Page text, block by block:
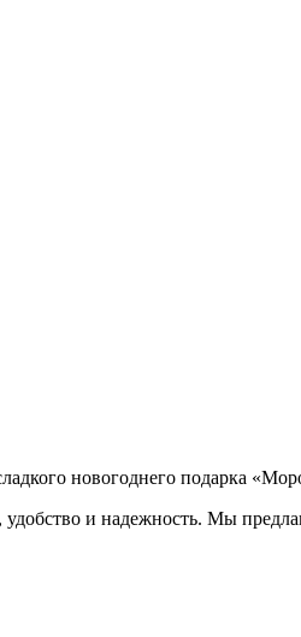
новогоднего подарка
и надежность. Мы